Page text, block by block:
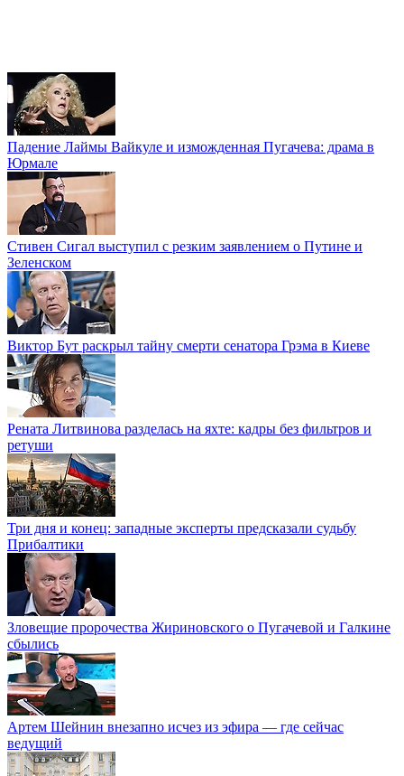
Падение Лаймы Вайкуле и изможденная Пугачева: драма в
Юрмале
Стивен Сигал выступил с резким заявлением о Путине и
Зеленском
Виктор Бут раскрыл тайну смерти сенатора Грэма в Киеве
Рената Литвинова разделась на яхте: кадры без фильтров и
ретуши
Три дня и конец: западные эксперты предсказали судьбу
Прибалтики
Зловещие пророчества Жириновского о Пугачевой и Галкине
сбылись
Артем Шейнин внезапно исчез из эфира — где сейчас
ведущий